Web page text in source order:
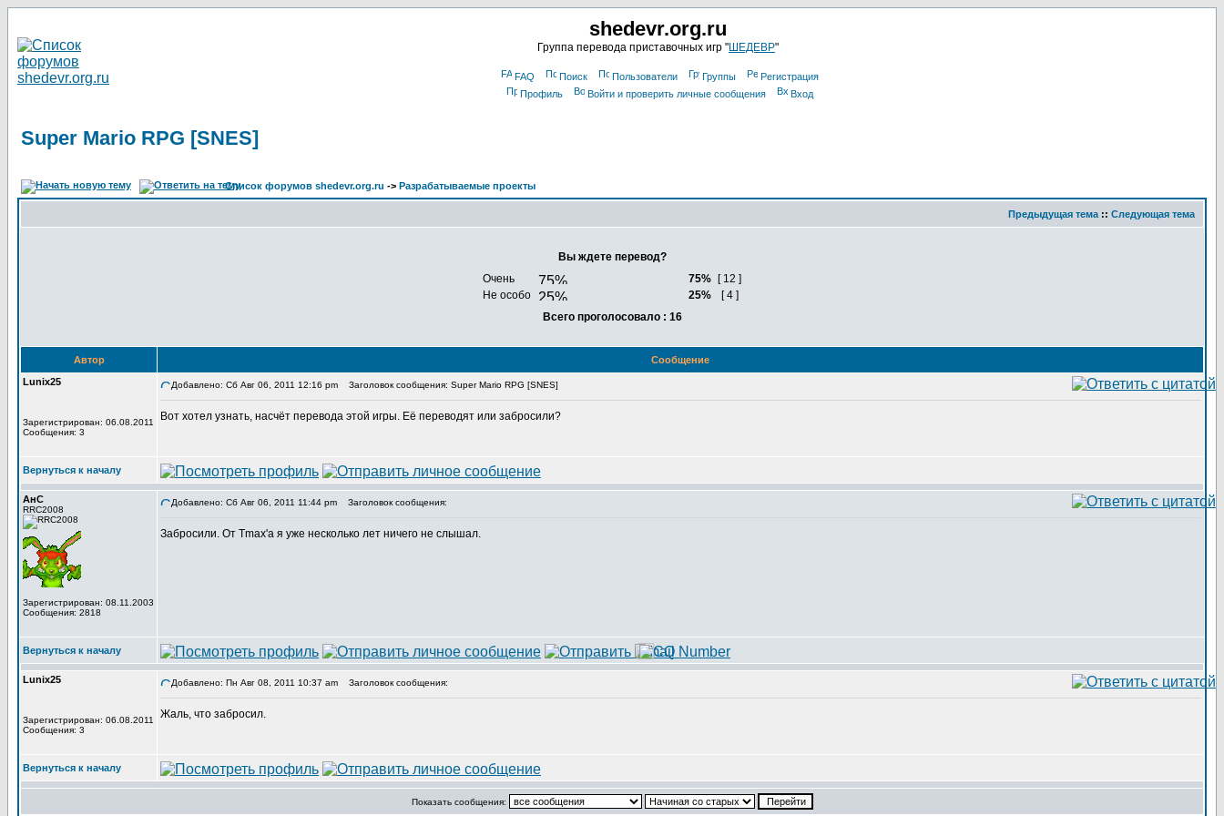
shedevr.org.ru
Группа перевода приставочных игр "ШЕДЕВР"
FAQ Поиск Пользователи Группы
Регистрация
Профиль
Войти и проверить личные сообщения Вход
Super Mario RPG [SNES]
Список форумов shedevr.org.ru -> Разрабатываемые проекты
Предыдущая тема :: Следующая тема
Вы ждете перевод?
Очень
75%
[ 12 ]
Не особо
25%
[ 4 ]
Всего проголосовало : 16
Автор
Сообщение
Lunix25
Зарегистрирован: 06.08.2011
Сообщения: 3
Добавлено: Сб Авг 06, 2011 12:16 pm Заголовок сообщения: Super Mario RPG [SNES]
Вот хотел узнать, насчёт перевода этой игры. Её переводят или забросили?
Вернуться к началу
АнС
RRC2008
Зарегистрирован: 08.11.2003
Сообщения: 2818
Добавлено: Сб Авг 06, 2011 11:44 pm Заголовок сообщения:
Забросили. От Tmax'а я уже несколько лет ничего не слышал.
Вернуться к началу
Lunix25
Зарегистрирован: 06.08.2011
Сообщения: 3
Добавлено: Пн Авг 08, 2011 10:37 am Заголовок сообщения:
Жаль, что забросил.
Вернуться к началу
Показать сообщения: